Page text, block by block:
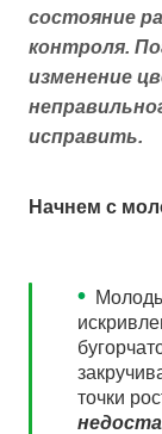
состояние
контроля.
изменение
исправить.
Начнем с
•
точки